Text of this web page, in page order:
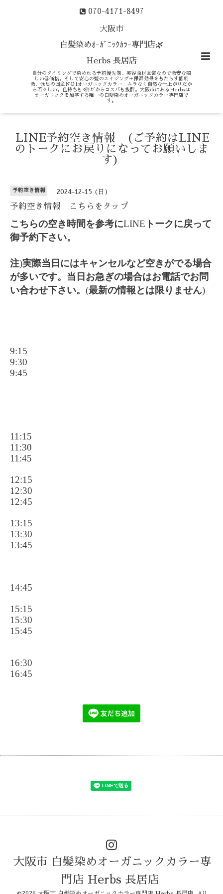
070-4171-8497
大阪市
白髪染めｵｰｶﾞﾆｯｸｶﾗｰ専門店🌿
Herbs 長居店
自分のタイミングで染めれる予約優先制、美容商材直営なので激安な嬉
しい低価格。そして安心の髪のエイジング＋保湿効果をもたらす低刺
激、低臭の国産ＮＯ1オーガニックカラー ムラなく自然な仕上がりだか
ら若々しい。色持ちも3倍だからコスパも抜群。大阪市にあるHerbsは
オーガニックを加学する唯一の白髪染めオーガニックカラー専門店で
す。
LINE予約空き情報 (ご予約はLINE
のトークにお戻りになってお願いしま
す)
予約空き情報 2024-12-15 (日)
予約空き情報 こちらをタップ
こちらの空き時間を参考にLINE トークに戻って
御予約下さい。
注)実際当日にはキャンセルなど空きがでる場合
が多いです。当日お急ぎの場合はお電話でお問
い合わせ下さい。 (最新の情報とは限りません)
9:15
9:30
9:45
11:15
11:30
11:45
12:15
12:30
12:45
13:15
13:30
13:45
14:45
15:15
15:30
15:45
16:30
16:45
大阪市 白髪染めオーガニックカラー専
門店 Herbs 長居店